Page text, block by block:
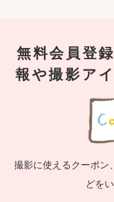
無料会員登
報や撮影ア
撮影に使えるクーポン
どを